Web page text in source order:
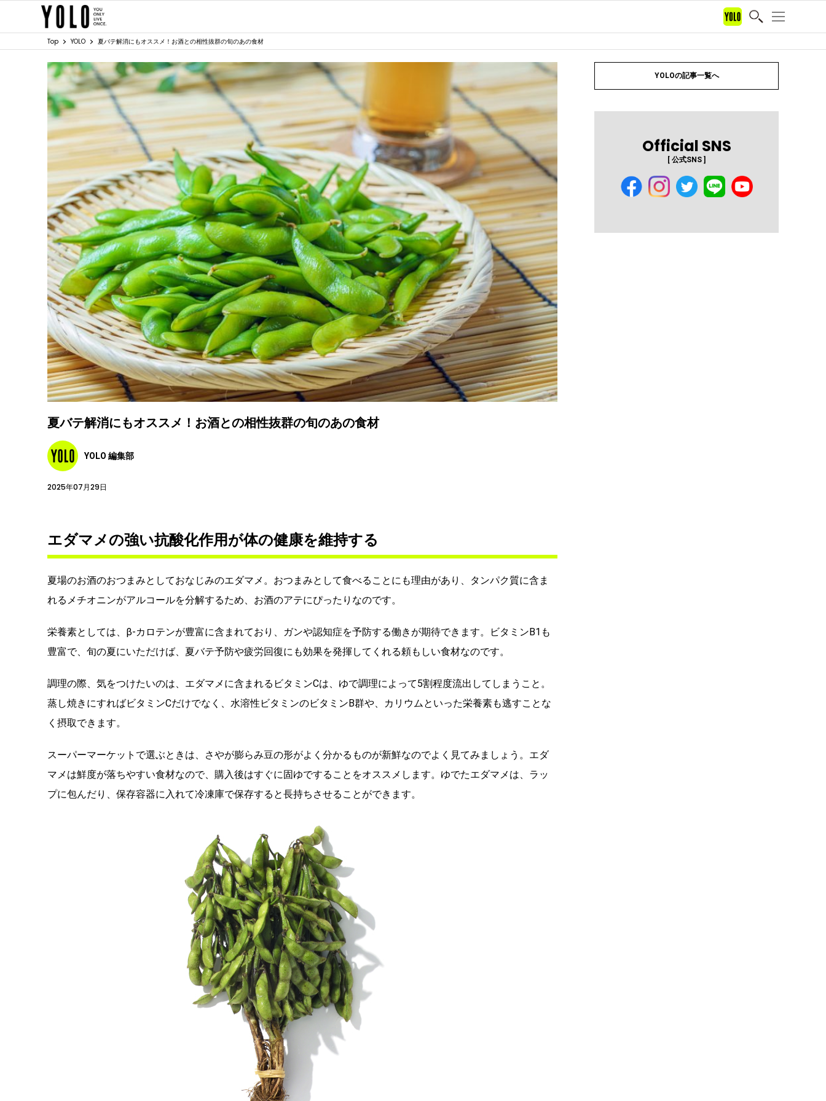
Top YOLO 夏バテ解消にもオススメ！お酒との相性抜群の旬のあの食材
夏バテ解消にもオススメ！お酒との相性抜群の旬のあの食材
YOLO 編集部
2025年07月29日
エダマメの強い抗酸化作用が体の健康を維持する
夏場のお酒のおつまみとしておなじみのエダマメ。おつまみとして食べることにも理由があり、タンパク質に含ま
れるメチオニンがアルコールを分解するため、お酒のアテにぴったりなのです。
栄養素としては、β-カロテンが豊富に含まれており、ガンや認知症を予防する働きが期待できます。ビタミンB1も
豊富で、旬の夏にいただけば、夏バテ予防や疲労回復にも効果を発揮してくれる頼もしい食材なのです。
調理の際、気をつけたいのは、エダマメに含まれるビタミンCは、ゆで調理によって5割程度流出してしまうこと。
蒸し焼きにすればビタミンCだけでなく、水溶性ビタミンのビタミンB群や、カリウムといった栄養素も逃すことな
く摂取できます。
スーパーマーケットで選ぶときは、さやが膨らみ豆の形がよく分かるものが新鮮なのでよく見てみましょう。エダ
マメは鮮度が落ちやすい食材なので、購入後はすぐに固ゆですることをオススメします。ゆでたエダマメは、ラッ
プに包んだり、保存容器に入れて冷凍庫で保存すると長持ちさせることができます。
YOLOの記事一覧へ
Official SNS
[ 公式SNS ]